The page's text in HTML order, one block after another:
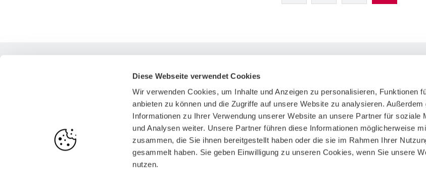
Diese Webseite verwendet Cookies
Wir verwenden Cookies, um Inhalte und Anzeigen zu personalisieren, Funktionen
anbieten zu können und die Zugriffe auf unsere Website zu analysieren. Außerdem
Informationen zu Ihrer Verwendung unserer Website an unsere Partner für soziale
und Analysen weiter. Unsere Partner führen diese Informationen möglicherweise
zusammen, die Sie ihnen bereitgestellt haben oder die sie im Rahmen Ihrer
gesammelt haben. Sie geben Einwilligung zu unseren Cookies, wenn Sie unsere
nutzen.
Abso-Tracking
Unternehmensprofile
Termine
Veranstaltungsformate
Podcast
Team
Impressum
Datenschutz
Cookies